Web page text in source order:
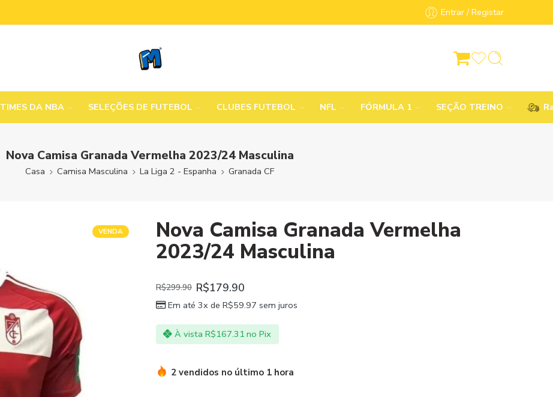
Entrar / Registar
TIMES DA NBA SELEÇÕES DE FUTEBOL CLUBES FUTEBOL NFL FÓRMULA 1 SEÇÃO TREINO
Nova Camisa Granada Vermelha 2023/24 Masculina
Casa Camisa Masculina La Liga 2 - Espanha Granada CF
VENDA Nova Camisa Granada Vermelha
2023/24 Masculina
R$299.90 R$179.90
Em até 3x de R$59.97 sem juros
À vista R$167.31 no Pix
2 vendidos no último 1 hora